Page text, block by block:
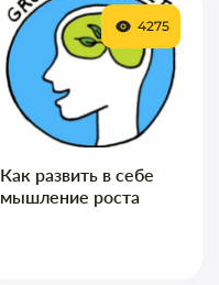
Как развить в себе
мышление роста
4275